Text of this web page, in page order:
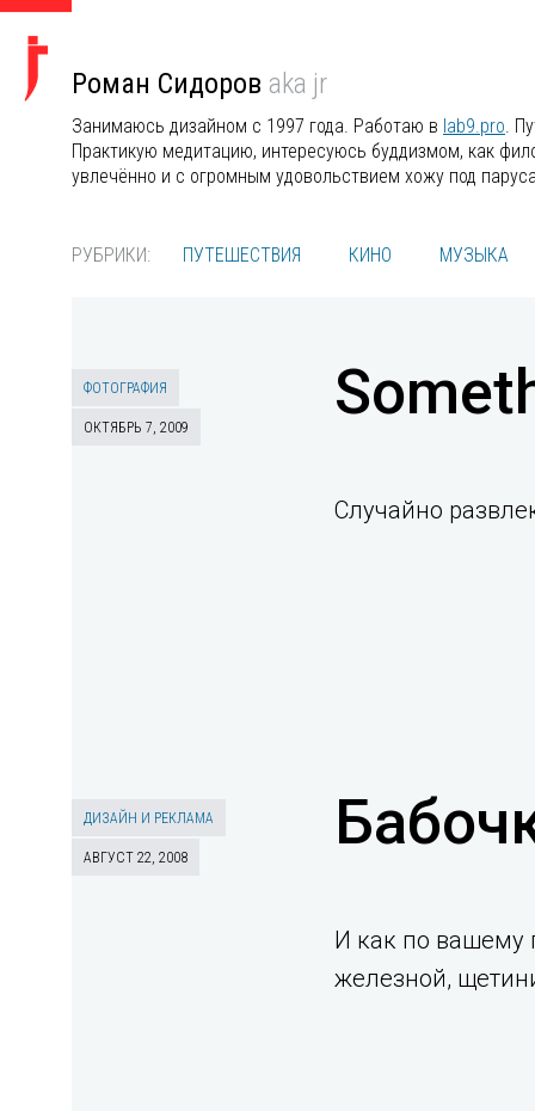
Роман Сидоров aka jr
Занимаюсь дизайном с 1997 года. Работаю в lab9.pro.
Практикую медитацию, интересуюсь буддизмом, как
увлечённо и с огромным удовольствием хожу под
РУБРИКИ: ПУТЕШЕСТВИЯ КИНО МУЗЫКА
ФОТОГРАФИЯ
ОКТЯБРЬ 7, 2009
Случайно
ДИЗАЙН И РЕКЛАМА
АВГУСТ 22, 2008
И как по вашему
железной,